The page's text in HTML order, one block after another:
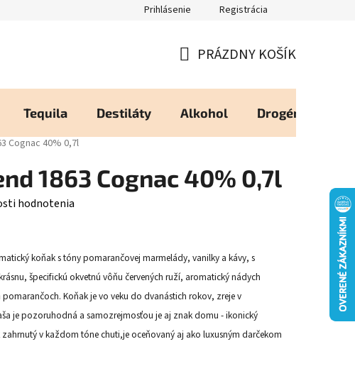
Heureka - Overené Zákazníkmi Zásady používania Cookies
Prihlásenie Registrácia
KOŠÍK
PRÁZDNY KOŠÍK
Tequila Destiláty Alkohol Drogéria
Cognac 40% 0,7l
1863 Cognac 40% 0,7l
hodnotenia
koňak s tóny pomarančovej marmelády, vanilky a kávy, s
špecifickú okvetnú vôňu červených ruží, aromatický nádych
Koňak je vo veku do dvanástich rokov, zreje v
je pozoruhodná a samozrejmosťou je aj znak domu - ikonický
zahrnutý v každom tóne chuti,je oceňovaný aj ako luxusným darčekom